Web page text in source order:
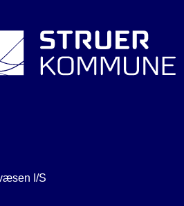
I/S